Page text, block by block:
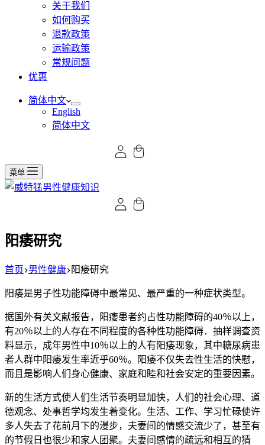
关于我们
如何购买
退款政策
运输政策
常规问题
优惠
简体中文
English
简体中文
菜单
阳痿研究
首页 男性健康 阳痿研究
阳痿是男子性功能障碍中最常见、最严重的一种症状类型。
据国外有关文献报告，阳痿患者约占性功能障碍的40％以上，
有20％以上的人存在不同程度的各种性功能障碍．抽样调查资
料显示，成年男性中10％以上的人有阳痿现象，其中糖尿病患
者人群中阳痿发生率近乎60％。阳痿不仅失去性生活的快慰，
而且是影响人们身心健康、家庭和睦和社会安定的重要因素。
新的生活方式使人们生活节奏明显加快，人们的社会心理、道
德观念、处事哲学均发生着变化。生活、工作、学习忙碌使许
多人失去了花前月下的漫步，夫妻间的情感交流少了，甚至有
的节假日也很少和家人团聚。夫妻间感情的疏远和相互的猜